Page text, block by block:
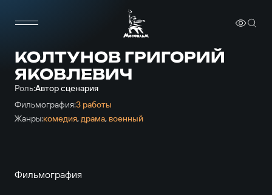
КОЛТУНОВ ГРИГОРИЙ
ЯКОВЛЕВИЧ
Роль:Автор сценария
Фильмография:3 работы
Жанры:комедия,драма, военный
Фильмография